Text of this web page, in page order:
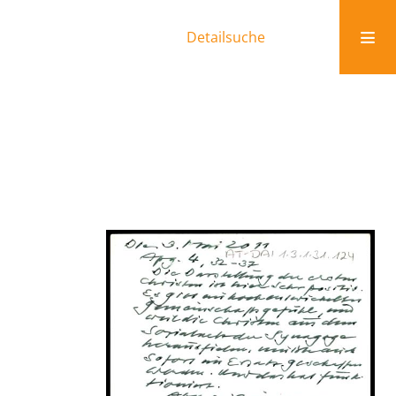
Detailsuche